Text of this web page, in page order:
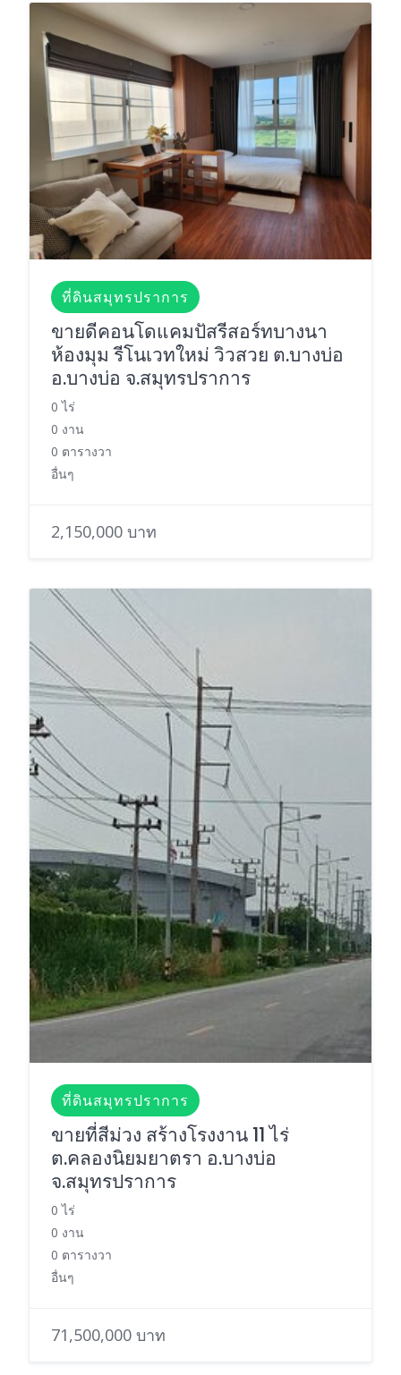
ที่ดินสมุทรปราการ
ขายดีคอนโดแคมปัสรีสอร์ทบางนา
ห้องมุม รีโนเวทใหม่ วิวสวย ต.บางบ่อ
อ.บางบ่อ จ.สมุทรปราการ
0 ไร่
0 งาน
0 ตารางวา
อื่นๆ
2,150,000 บาท
ที่ดินสมุทรปราการ
ขายที่สีม่วง สร้างโรงงาน 11 ไร่
ต.คลองนิยมยาตรา อ.บางบ่อ
จ.สมุทรปราการ
0 ไร่
0 งาน
0 ตารางวา
อื่นๆ
71,500,000 บาท